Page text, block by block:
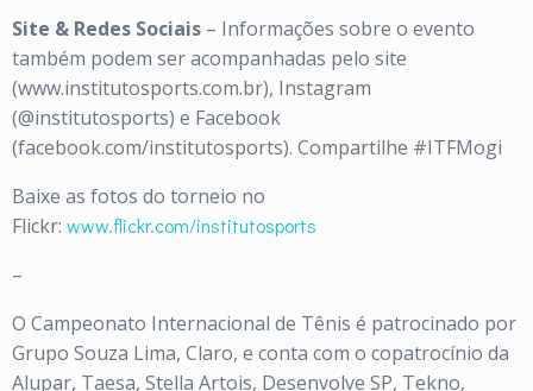
Site & Redes Sociais – Informações sobre o evento
também podem ser acompanhadas pelo site
(www.institutosports.com.br), Instagram
(@institutosports) e Facebook
(facebook.com/institutosports). Compartilhe #ITFMogi
Baixe as fotos do torneio no
Flickr: www.flickr.com/institutosports
–
O Campeonato Internacional de Tênis é patrocinado por
Grupo Souza Lima, Claro, e conta com o copatrocínio da
Alupar, Taesa, Stella Artois, Desenvolve SP, Tekno,